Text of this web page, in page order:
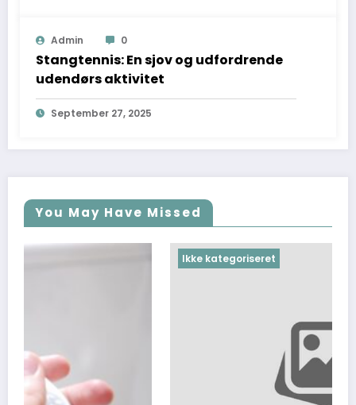
Admin 0
Stangtennis: En sjov og udfordrende
udendørs aktivitet
September 27, 2025
You May Have Missed